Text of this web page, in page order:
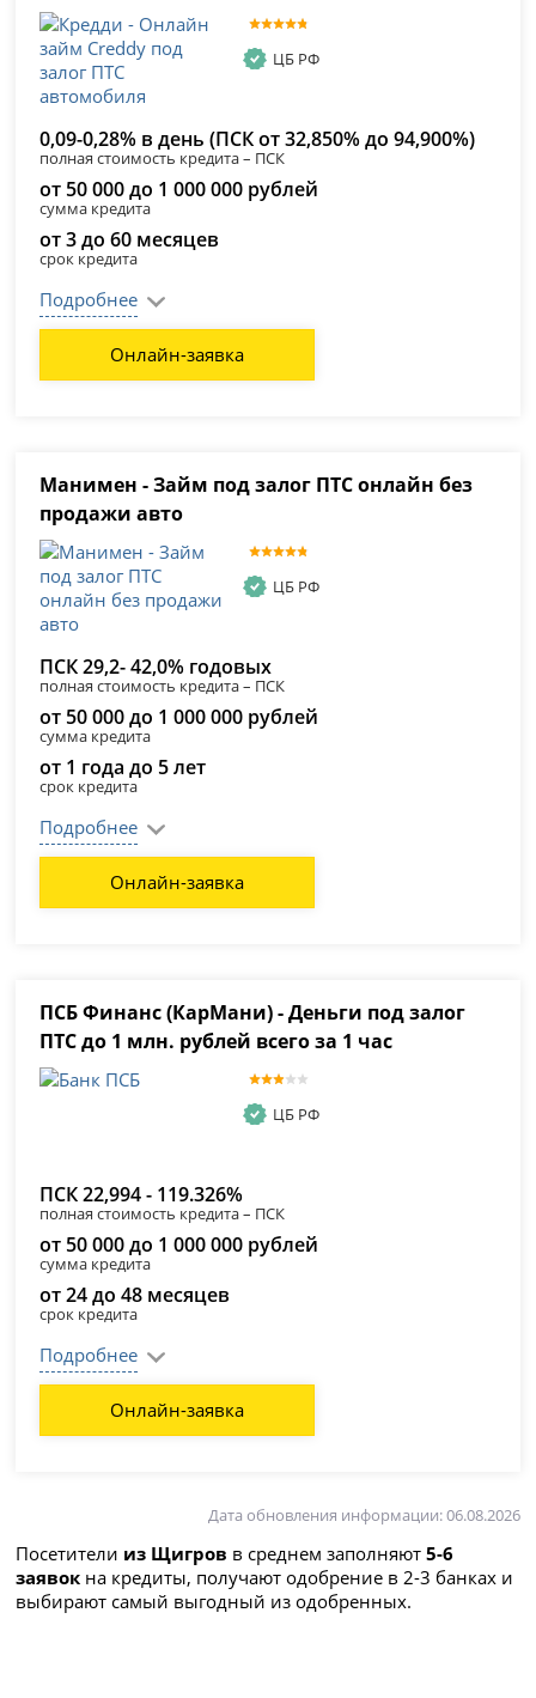
ЦБ РФ
0,09-0,28% в день (ПСК от 32,850% до 94,900%)
полная стоимость кредита – ПСК
от 50 000 до 1 000 000 рублей
сумма кредита
от 3 до 60 месяцев
срок кредита
Подробнее
Онлайн-заявка
Манимен - Займ под залог ПТС онлайн без
продажи авто
ЦБ РФ
ПСК 29,2- 42,0% годовых
полная стоимость кредита – ПСК
от 50 000 до 1 000 000 рублей
сумма кредита
от 1 года до 5 лет
срок кредита
Подробнее
Онлайн-заявка
ПСБ Финанс (КарМани) - Деньги под залог
ПТС до 1 млн. рублей всего за 1 час
ЦБ РФ
ПСК 22,994 - 119.326%
полная стоимость кредита – ПСК
от 50 000 до 1 000 000 рублей
сумма кредита
от 24 до 48 месяцев
срок кредита
Подробнее
Онлайн-заявка
Дата обновления информации: 06.08.2026
Посетители из Щигров в среднем заполняют5-6
заявок на кредиты, получают одобрение в 2-3 банках и
выбирают самый выгодный из одобренных.